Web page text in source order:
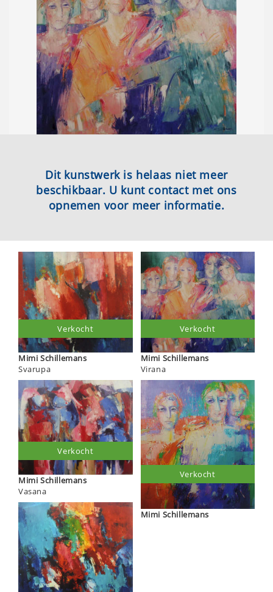
Dit kunstwerk is helaas niet meer
beschikbaar. U kunt contact met ons
opnemen voor meer informatie.
Mimi Schillemans
Svarupa
Verkocht
Mimi Schillemans
Vasana
Verkocht
Mimi Schillemans
Virana
Verkocht
Mimi Schillemans
Verkocht